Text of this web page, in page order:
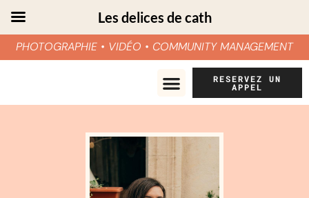
contenu
PHOTOGRAPHIE • VIDÉO • COMMUNITY MANAGEMENT
RESERVEZ UN
APPEL
Les delices de cath